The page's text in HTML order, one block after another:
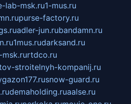
lab-msk.ru1-mus.ru
purse-factory.ru
adler-jun.rubandamn.ru
1mus.rudarksand.ru
rtdco.ru
stroitelnyh-kompanij.ru
snow-guard.ru
demaholding.ruaalse.ru